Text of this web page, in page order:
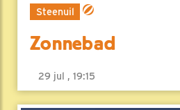
Steenuil
Zonnebad
29 jul , 19:15